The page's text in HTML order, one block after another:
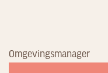
Omgevingsmanager